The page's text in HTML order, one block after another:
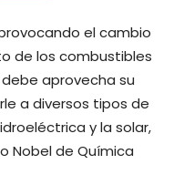
el cambio
de los combustibles
aprovecha su
a diversos tipos de
y la solar,
Nobel de Química